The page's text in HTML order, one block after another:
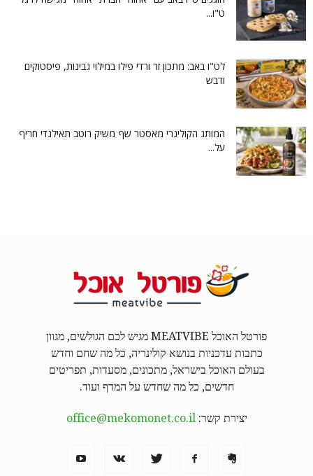
ט"ו...
לט"ו באב: מתכון זר ורדי פילו במילוי גבינות, פיסטוקים
ודבש
המותג הקולינרי מאסטר שף משיק רוטב תאילנדי חריף
על...
פורטל האוכל MEATVIBE מגיש לכם הגולשים, מגוון
כתבות עדכניות בנושא קולינריה, כל מה שחם וחדש
בעולם האוכל בישראל, מתכונים, מסעדות, תפריטים
חדשים, כל מה שחדש על המדף ועוד.
יצירת קשר:office@mekomonet.co.il